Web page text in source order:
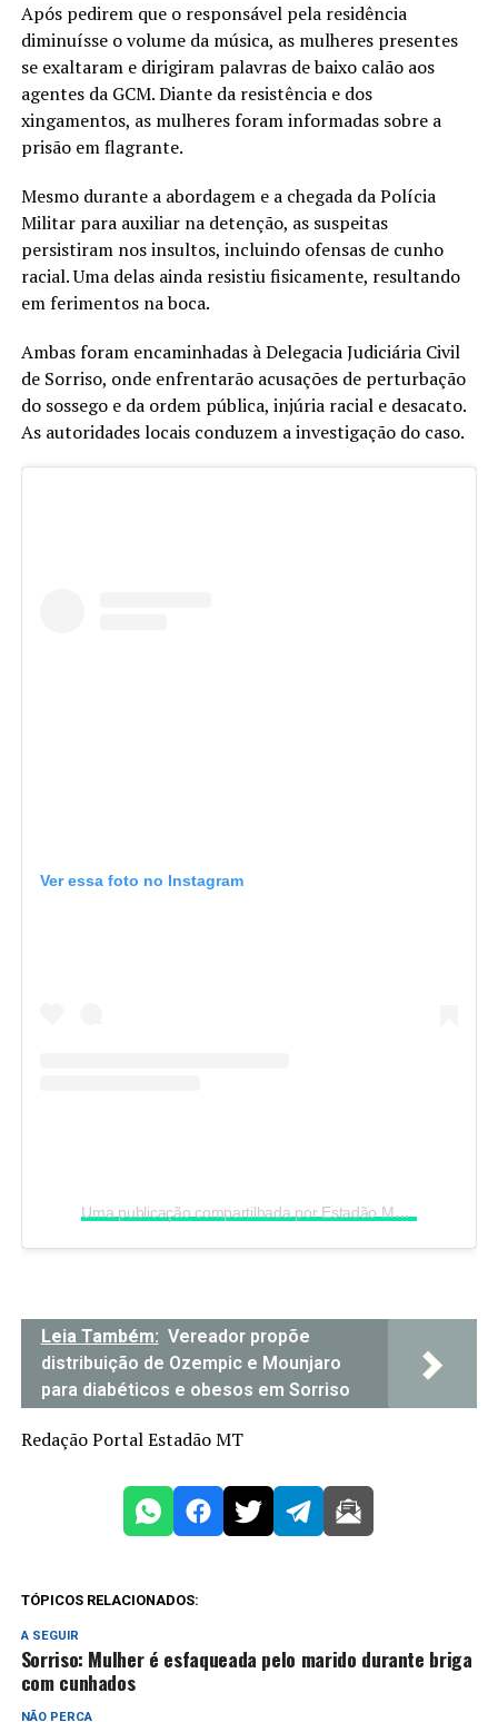
Após pedirem que o responsável pela residência
diminuísse o volume da música, as mulheres presentes
se exaltaram e dirigiram palavras de baixo calão aos
agentes da GCM. Diante da resistência e dos
xingamentos, as mulheres foram informadas sobre a
prisão em flagrante.
Mesmo durante a abordagem e a chegada da Polícia
Militar para auxiliar na detenção, as suspeitas
persistiram nos insultos, incluindo ofensas de cunho
racial. Uma delas ainda resistiu fisicamente, resultando
em ferimentos na boca.
Ambas foram encaminhadas à Delegacia Judiciária Civil
de Sorriso, onde enfrentarão acusações de perturbação
do sossego e da ordem pública, injúria racial e desacato.
As autoridades locais conduzem a investigação do caso.
Ver essa foto no Instagram
Uma publicação compartilhada por Estadão MT (@portalestadao.mt)
Leia Também: Vereador propõe
distribuição de Ozempic e Mounjaro
para diabéticos e obesos em Sorriso
Redação Portal Estadão MT
TÓPICOS RELACIONADOS:
A SEGUIR
Sorriso: Mulher é esfaqueada pelo marido durante briga
com cunhados
NÃO PERCA